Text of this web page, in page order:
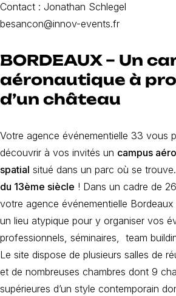
Contact : Jonathan Schlegel
besancon@innov-events.fr
BORDEAUX – Un
aéronautique à
d’un château
Votre agence événementielle 33 vous
découvrir à vos invités un campus
spatial situé dans un parc où se
du 13ème siècle ! Dans un cadre de
votre agence événementielle
un lieu atypique pour y organiser vos
professionnels, séminaires, team
Le site dispose de plusieurs salles de
et de nombreuses chambres dont 9
supérieures d’un style contemporain